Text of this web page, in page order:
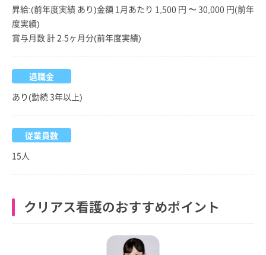
昇給:(前年度実績 あり)金額 1月あたり 1,500 円 〜 30,000 円(前年
度実績)
賞与月数 計 2.5ヶ月分(前年度実績)
退職金
あり(勤続 3年以上)
従業員数
15人
クリアス看護のおすすめポイント